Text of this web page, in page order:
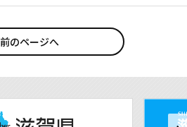
前のページへ